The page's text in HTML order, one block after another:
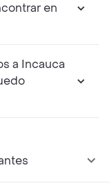
a Incauca